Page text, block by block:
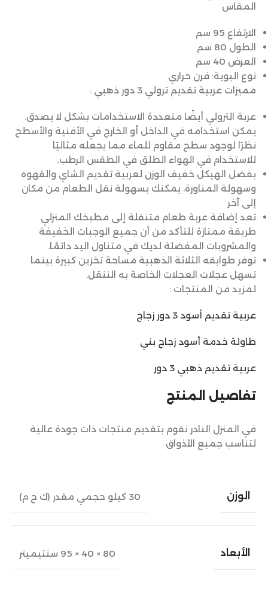
تفاصيل المنتج
في المنزل النادر نقوم بتقديم منتجات ذات جودة عالية
لتناسب جميع الأذواق
الوزن 30 كيلو حجمي مقدر (ك ح م)
الأبعاد 80 × 40 × 95 سنتيميتر
المقاس
الارتفاع 95 سم
الطول 80 سم
العرض 40 سم
نوع البوية: فرن حراري
مميزات عربية تقديم ترولي 3 دور ذهبي :
عربة الترولي أيضًا متعددة الاستخدامات بشكل لا يصدق.
يمكن استخدامه في الداخل أو الخارج في الأفنية والأسطح
نظرًا لوجود سطح مقاوم للماء مما يجعله مثاليًا
للاستخدام في الهواء الطلق في الطقس الرطب.
بفضل الهيكل خفيف الوزن لعربية تقديم الشاي والقهوه
وسهولة المناورة، يمكنك بسهولة نقل الطعام من مكان
إلى آخر
تعد إضافة عربة طعام متنقلة إلى مطبخك المنزلي
طريقة ممتازة للتأكد من أن جميع الوجبات الخفيفة
والمشروبات المفضلة لديك في متناول اليد دائمًا.
توفر طوابقه الثلاثة الذهبية مساحة تخزين كبيرة بينما
تسهل عجلات العجلات الخاصة به التنقل.
لمزيد من المنتجات :
عربية تقديم أسود 3 دور زجاج
طاولة خدمة أسود زجاج بني
عربية تقديم ذهبي 3 دور